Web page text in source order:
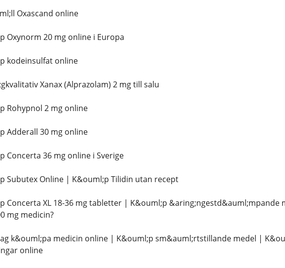
Oxascand online
Oxynorm 20 mg online i Europa
kodeinsulfat online
Xanax (Alprazolam) 2 mg till salu
Rohypnol 2 mg online
Adderall 30 mg online
Concerta 36 mg online i Sverige
Subutex Online | K&ouml;p Tilidin utan recept
Concerta XL 18-36 mg tabletter | K&ouml;p &aring;ngestd&auml;mpande
mg medicin?
k&ouml;pa medicin online | K&ouml;p sm&auml;rtstillande medel |
online